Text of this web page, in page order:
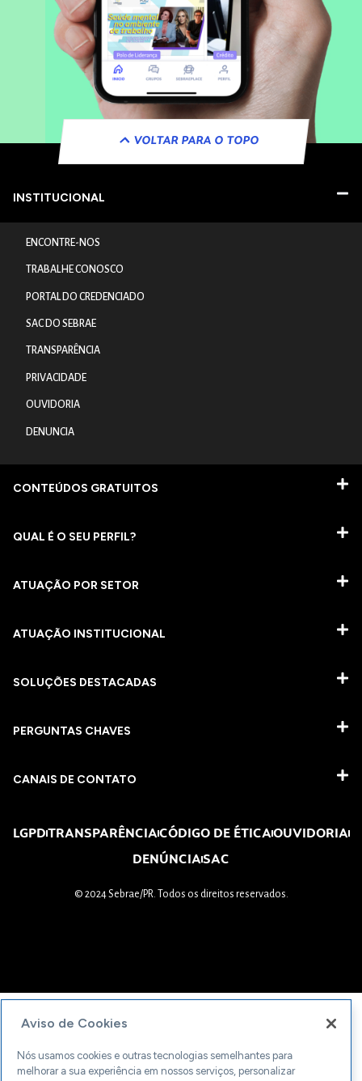
VOLTAR PARA O TOPO
INSTITUCIONAL
ENCONTRE-NOS
TRABALHE CONOSCO
PORTAL DO CREDENCIADO
SAC DO SEBRAE
TRANSPARÊNCIA
PRIVACIDADE
OUVIDORIA
DENUNCIA
CONTEÚDOS GRATUITOS
QUAL É O SEU PERFIL?
ATUAÇÃO POR SETOR
ATUAÇÃO INSTITUCIONAL
SOLUÇÕES DESTACADAS
PERGUNTAS CHAVES​
CANAIS DE CONTATO
LGPDTRANSPARÊNCIACÓDIGO DE ÉTICAOUVIDORIA
DENÚNCIASAC
© 2024 Sebrae/PR. Todos os direitos reservados.
Aviso de Cookies
Nós usamos cookies e outras tecnologias semelhantes para
melhorar a sua experiência em nossos serviços, personalizar